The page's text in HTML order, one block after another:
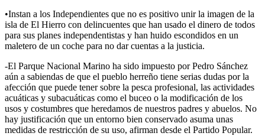
•Instan a los Independientes que no es positivo unir la imagen de la
isla de El Hierro con delincuentes que han usado el dinero de todos
para sus planes independentistas y han huido escondidos en un
maletero de un coche para no dar cuentas a la justicia.
-El Parque Nacional Marino ha sido impuesto por Pedro Sánchez
aún a sabiendas de que el pueblo herreño tiene serias dudas por la
afección que puede tener sobre la pesca profesional, las actividades
acuáticas y subacuáticas como el buceo o la modificación de los
usos y costumbres que heredamos de nuestros padres y abuelos. No
hay justificación que un entorno bien conservado asuma unas
medidas de restricción de su uso, afirman desde el Partido Popular.